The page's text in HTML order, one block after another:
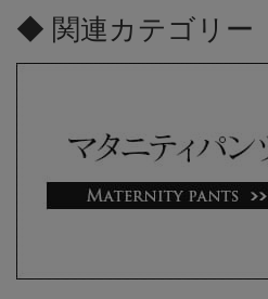
◆ 関連カテゴリー